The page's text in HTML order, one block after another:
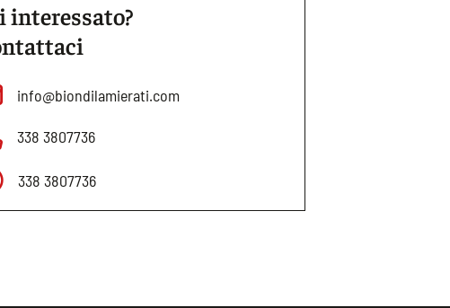
interessato?
info@biondilamierati.com
338 3807736
338 3807736